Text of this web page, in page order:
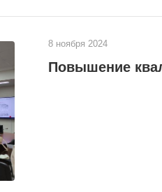
8 ноября 2024
Повышение